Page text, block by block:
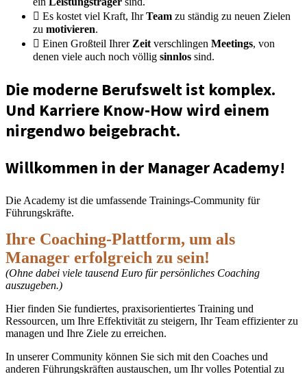
Es kostet viel Kraft, IhrTeam zu ständig zu neuen Zielen
zu motivieren.
Einen Großteil Ihrer Zeit verschlingen Meetings, von
denen viele auch noch völlig sinnlos sind.​
Die moderne Berufswelt ist komplex.
Und Karriere Know-How wird einem
nirgendwo beigebracht.
Willkommen in der Manager Academy!
Die Academy ist die umfassende Trainings-Community für
Führungskräfte.
Ihre Coaching-Plattform, um als
Manager erfolgreich zu sein!
(Ohne dabei viele tausend Euro für persönliches Coaching
auszugeben.)
Hier finden Sie fundiertes, praxisorientiertes Training und
Ressourcen, um Ihre Effektivität zu steigern, Ihr Team effizienter zu
managen und Ihre Ziele zu erreichen.
In unserer Community können Sie sich mit den Coaches und
anderen Führungskräften austauschen, um Ihr volles Potential zu